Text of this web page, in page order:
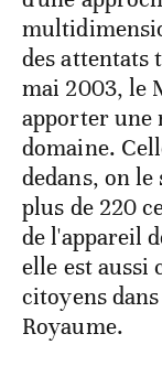
des attentats
mai 2003, le
apporter une
domaine.
dedans, on
plus de 220
de l'appareil
elle est aussi
citoyens
Royaume.